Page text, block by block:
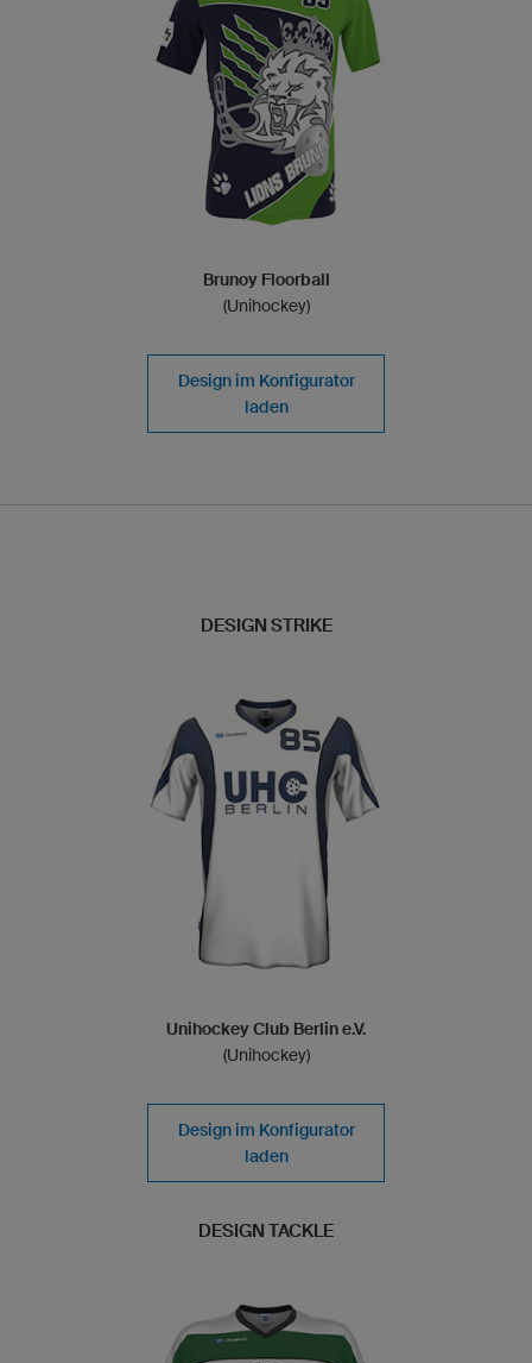
Brunoy Floorball
(Unihockey)
Design im Konfigurator
laden
DESIGN STRIKE
Unihockey Club Berlin e.V.
(Unihockey)
Design im Konfigurator
laden
DESIGN TACKLE